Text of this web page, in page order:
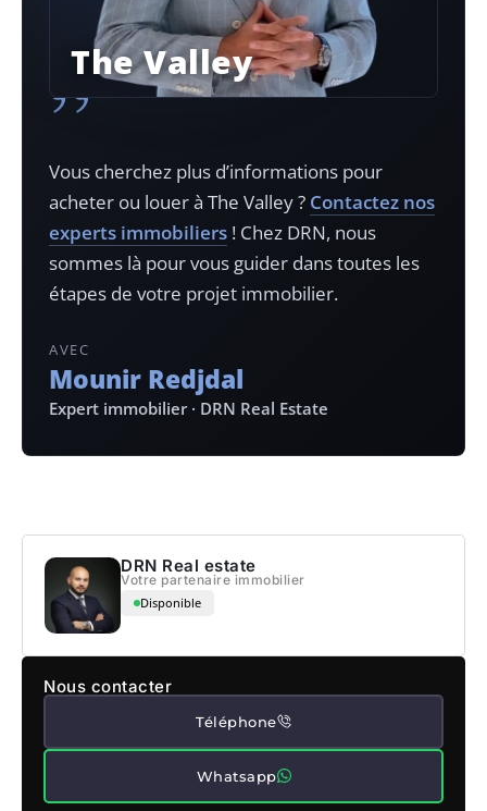
The Valley
”
Vous cherchez plus d’informations pour
acheter ou louer à The Valley? Contactez nos
experts immobiliers ! Chez DRN, nous
sommes là pour vous guider dans toutes les
étapes de votre projet immobilier.
AVEC
Mounir Redjdal
Expert immobilier · DRN Real Estate
DRN Real estate
Votre partenaire immobilier
Disponible
Nous contacter
Téléphone
Whatsapp